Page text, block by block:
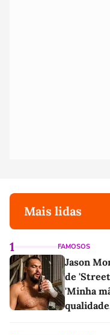
Mais lidas
1 FAMOSOS
Jason
de
'Minha